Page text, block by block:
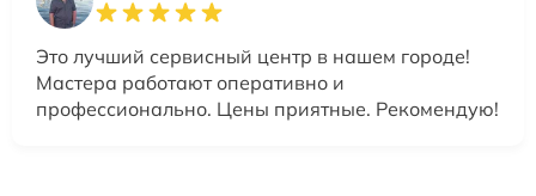
Это лучший сервисный центр в нашем городе!
Мастера работают оперативно и
профессионально. Цены приятные. Рекомендую!